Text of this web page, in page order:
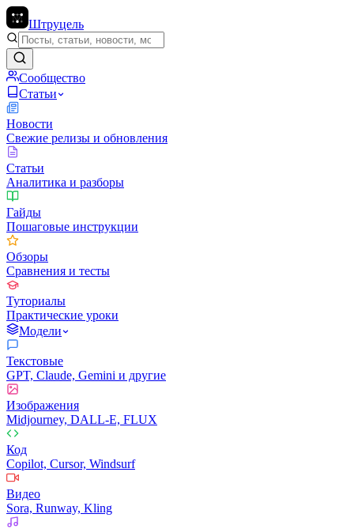
Штруцель
Сообщество
Статьи
Новости
Свежие релизы и обновления
Статьи
Аналитика и разборы
Гайды
Пошаговые инструкции
Обзоры
Сравнения и тесты
Туториалы
Практические уроки
Модели
Текстовые
GPT, Claude, Gemini и другие
Изображения
Midjourney, DALL-E, FLUX
Код
Copilot, Cursor, Windsurf
Видео
Sora, Runway, Kling